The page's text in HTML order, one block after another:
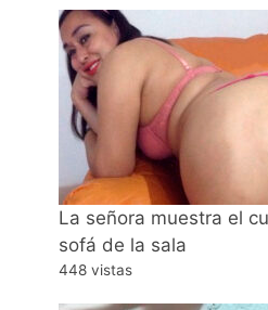
La señora muestra el
sofá de la sala
448 vistas